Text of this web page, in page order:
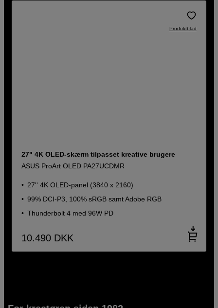
Produktblad
27" 4K OLED-skærm tilpasset kreative brugere
ASUS ProArt OLED PA27UCDMR
27'' 4K OLED-panel (3840 x 2160)
99% DCI-P3, 100% sRGB samt Adobe RGB
Thunderbolt 4 med 96W PD
10.490 DKK